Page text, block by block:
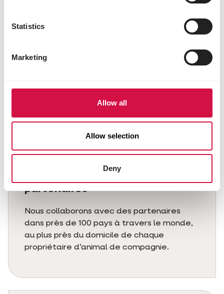
Statistics
Marketing
Allow all
Allow selection
Deny
partenaires
Nous collaborons avec des partenaires
dans près de 100 pays à travers le monde,
au plus près du domicile de chaque
propriétaire d’animal de compagnie.